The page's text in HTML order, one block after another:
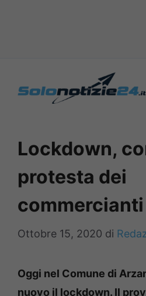
Lockdown,
protesta dei
Ottobre 15, 2020 di
Oggi nel Comune di
nuovo il lockdown. Il